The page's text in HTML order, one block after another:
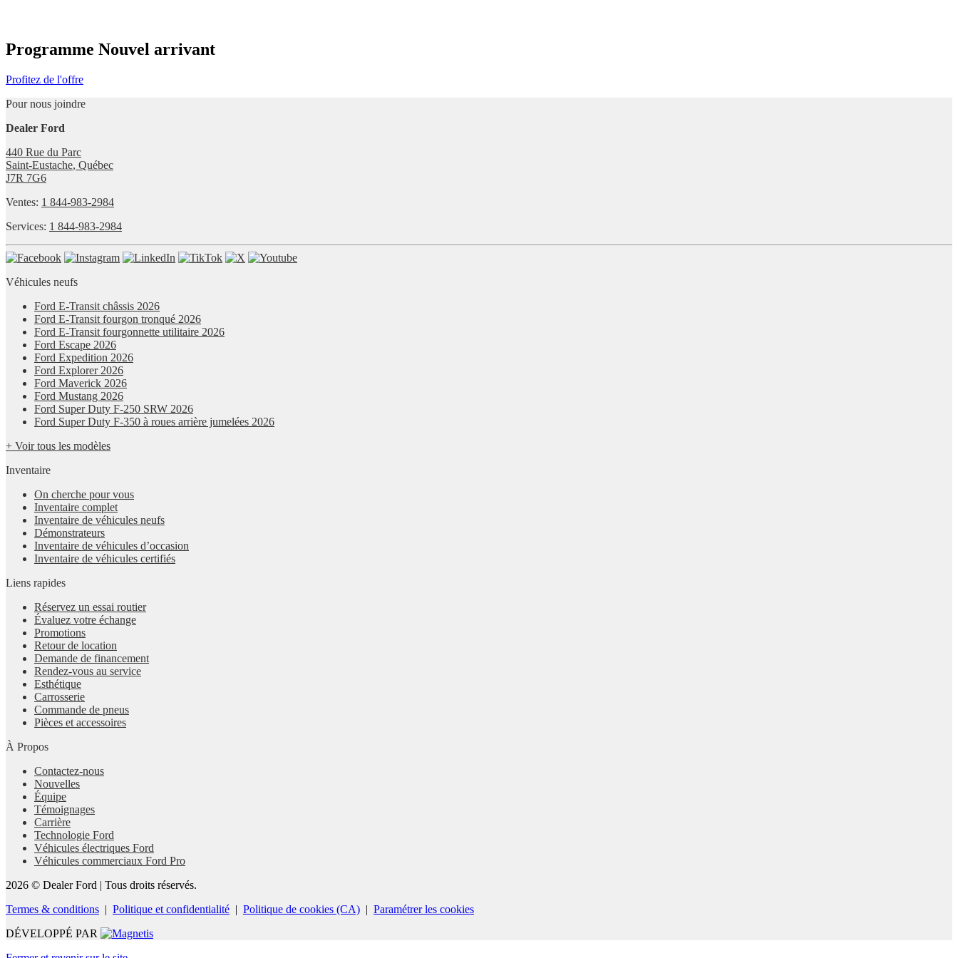
Programme Nouvel arrivant
Profitez de l'offre
Pour nous joindre
Dealer Ford
440 Rue du Parc
Saint-Eustache, Québec
J7R 7G6
Ventes: 1 844-983-2984
Services: 1 844-983-2984
Véhicules neufs
Ford E-Transit châssis 2026
Ford E-Transit fourgon tronqué 2026
Ford E-Transit fourgonnette utilitaire 2026
Ford Escape 2026
Ford Expedition 2026
Ford Explorer 2026
Ford Maverick 2026
Ford Mustang 2026
Ford Super Duty F-250 SRW 2026
Ford Super Duty F-350 à roues arrière jumelées 2026
+ Voir tous les modèles
Inventaire
On cherche pour vous
Inventaire complet
Inventaire de véhicules neufs
Démonstrateurs
Inventaire de véhicules d’occasion
Inventaire de véhicules certifiés
Liens rapides
Réservez un essai routier
Évaluez votre échange
Promotions
Retour de location
Demande de financement
Rendez-vous au service
Esthétique
Carrosserie
Commande de pneus
Pièces et accessoires
À Propos
Contactez-nous
Nouvelles
Équipe
Témoignages
Carrière
Technologie Ford
Véhicules électriques Ford
Véhicules commerciaux Ford Pro
2026 © Dealer Ford | Tous droits réservés.
Termes & conditions | Politique et confidentialité | Politique de cookies (CA) | Paramétrer les cookies
DÉVELOPPÉ PAR